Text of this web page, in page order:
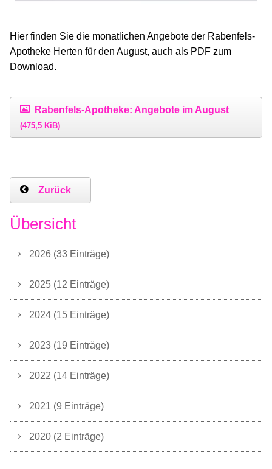
Hier finden Sie die monatlichen Angebote der Rabenfels-
Apotheke Herten für den August, auch als PDF zum
Download.
Rabenfels-Apotheke: Angebote im August
(475,5 KiB)
Zurück
Übersicht
2026 (33 Einträge)
2025 (12 Einträge)
2024 (15 Einträge)
2023 (19 Einträge)
2022 (14 Einträge)
2021 (9 Einträge)
2020 (2 Einträge)